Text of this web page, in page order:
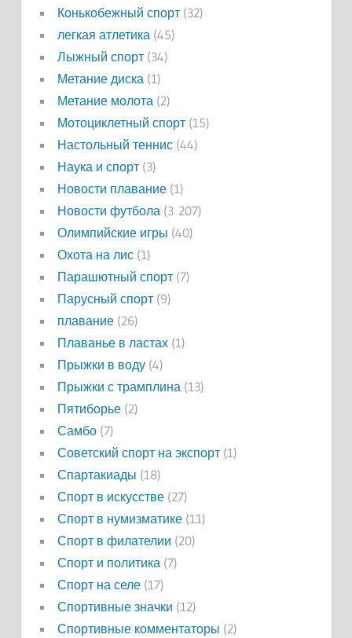
Конькобежный спорт(32)
легкая атлетика(45)
Лыжный спорт(34)
Метание диска(1)
Метание молота(2)
Мотоциклетный спорт(15)
Настольный теннис(44)
Наука и спорт(3)
Новости плавание(1)
Новости футбола(3 207)
Олимпийские игры (40)
Охота на лис(1)
Парашютный спорт(7)
Парусный спорт(9)
плавание(26)
Плаванье в ластах(1)
Прыжки в воду(4)
Прыжки с трамплина(13)
Пятиборье(2)
Самбо(7)
Советский спорт на экспорт(1)
Спартакиады (18)
Спорт в искусстве(27)
Спорт в нумизматике(11)
Спорт в филателии (20)
Спорт и политика(7)
Спорт на селе(17)
Спортивные значки (12)
Спортивные комментаторы (2)